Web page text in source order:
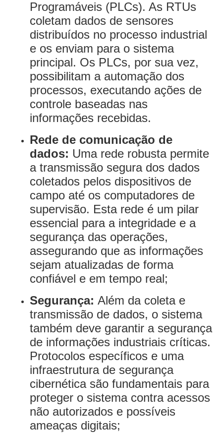
Programáveis (PLCs). As RTUs
coletam dados de sensores
distribuídos no processo industrial
e os enviam para o sistema
principal. Os PLCs, por sua vez,
possibilitam a automação dos
processos, executando ações de
controle baseadas nas
informações recebidas.
Rede de comunicação de
dados: Uma rede robusta permite
a transmissão segura dos dados
coletados pelos dispositivos de
campo até os computadores de
supervisão. Esta rede é um pilar
essencial para a integridade e a
segurança das operações,
assegurando que as informações
sejam atualizadas de forma
confiável e em tempo real;
Segurança: Além da coleta e
transmissão de dados, o sistema
também deve garantir a segurança
de informações industriais críticas.
Protocolos específicos e uma
infraestrutura de segurança
cibernética são fundamentais para
proteger o sistema contra acessos
não autorizados e possíveis
ameaças digitais;